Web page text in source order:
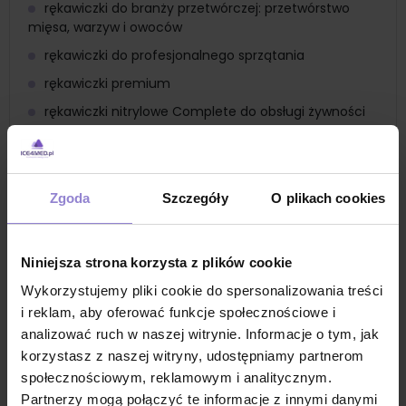
Zgoda Szczegóły O plikach cookies
Niniejsza strona korzysta z plików cookie
Wykorzystujemy pliki cookie do spersonalizowania treści
i reklam, aby oferować funkcje społecznościowe i
analizować ruch w naszej witrynie. Informacje o tym, jak
korzystasz z naszej witryny, udostępniamy partnerom
społecznościowym, reklamowym i analitycznym.
Partnerzy mogą połączyć te informacje z innymi danymi
rękawiczki do branży przetwórczej: przetwórstwo
mięsa, warzyw i owoców
rękawiczki do profesjonalnego sprzątania
rękawiczki premium
rękawiczki nitrylowe Complete do obsługi żywności
substancji chemicznych
EN 455-1 wymagania i badania na nieobecność dziur
(poziom AQL)
(m.in. długości, szerokości, siły zrywania)
poziomu protein lateksowych, endotoksyn)
EN 455-4 wymagania i badania dotyczące wyznaczania
okresu trwałości
EN ISO 15223-1 wyroby medyczne - symbole do
stosowania wraz z informacjami dostarczanymi przez
producenta - wymagania ogólne
EN 1041 wyroby medyczne - informacje dostarczane przez